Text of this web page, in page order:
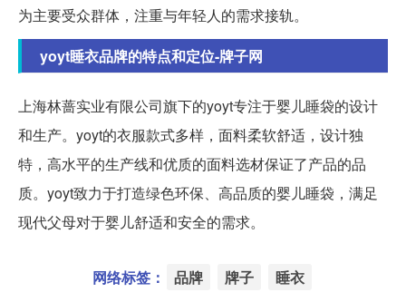
为主要受众群体，注重与年轻人的需求接轨。
yoyt睡衣品牌的特点和定位-牌子网
上海林蔷实业有限公司旗下的yoyt专注于婴儿睡袋的设计
和生产。yoyt的衣服款式多样，面料柔软舒适，设计独
特，高水平的生产线和优质的面料选材保证了产品的品
质。yoyt致力于打造绿色环保、高品质的婴儿睡袋，满足
现代父母对于婴儿舒适和安全的需求。
网络标签： 品牌 牌子 睡衣